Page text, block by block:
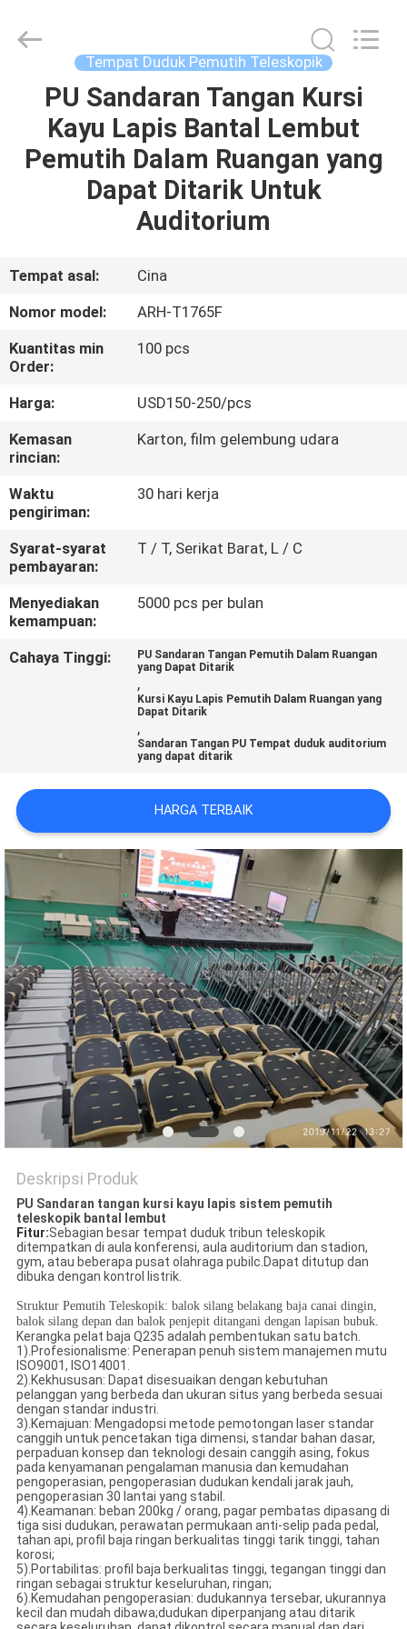
RUMAH
PRODUK
TUR
KONTROL
HUBUNGI
KAMI
BLOG
PERMINTAAN
PENAWARAN
POLICY
Commercial
Co.,Ltd.
Tempat Duduk Pemutih Teleskopik
PU Sandaran Tangan Kursi
Kayu Lapis Bantal Lembut
Pemutih Dalam Ruangan yang
Dapat Ditarik Untuk
Auditorium
Tempat asal:
Cina
Nomor model:
ARH-T1765F
Kuantitas min
Order:
100 pcs
Harga:
USD150-250/pcs
Kemasan
rincian:
Karton, film gelembung udara
Waktu
pengiriman:
30 hari kerja
Syarat-syarat
pembayaran:
T / T, Serikat Barat, L / C
Menyediakan
kemampuan:
5000 pcs per bulan
Cahaya Tinggi:
PU Sandaran Tangan Pemutih Dalam Ruangan
yang Dapat Ditarik
,
Kursi Kayu Lapis Pemutih Dalam Ruangan yang
Dapat Ditarik
,
Sandaran Tangan PU Tempat duduk auditorium
yang dapat ditarik
HARGA TERBAIK
Deskripsi Produk
PU Sandaran tangan kursi kayu lapis sistem pemutih
teleskopik bantal lembut
Fitur:Sebagian besar tempat duduk tribun teleskopik
ditempatkan di aula konferensi, aula auditorium dan stadion,
gym, atau beberapa pusat olahraga pubilc.Dapat ditutup dan
dibuka dengan kontrol listrik.
Struktur Pemutih Teleskopik: balok silang belakang baja canai dingin,
balok silang depan dan balok penjepit ditangani dengan lapisan bubuk.
Kerangka pelat baja Q235 adalah pembentukan satu batch.
1).Profesionalisme: Penerapan penuh sistem manajemen mutu
ISO9001, ISO14001.
2).Kekhususan: Dapat disesuaikan dengan kebutuhan
pelanggan yang berbeda dan ukuran situs yang berbeda sesuai
dengan standar industri.
3).Kemajuan: Mengadopsi metode pemotongan laser standar
canggih untuk pencetakan tiga dimensi, standar bahan dasar,
perpaduan konsep dan teknologi desain canggih asing, fokus
pada kenyamanan pengalaman manusia dan kemudahan
pengoperasian, pengoperasian dudukan kendali jarak jauh,
pengoperasian 30 lantai yang stabil.
4).Keamanan: beban 200kg / orang, pagar pembatas dipasang di
tiga sisi dudukan, perawatan permukaan anti-selip pada pedal,
tahan api, profil baja ringan berkualitas tinggi tarik tinggi, tahan
korosi;
5).Portabilitas: profil baja berkualitas tinggi, tegangan tinggi dan
ringan sebagai struktur keseluruhan, ringan;
6).Kemudahan pengoperasian: dudukannya tersebar, ukurannya
kecil dan mudah dibawa;dudukan diperpanjang atau ditarik